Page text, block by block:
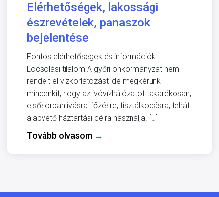
Elérhetőségek, lakossági
észrevételek, panaszok
bejelentése
Fontos elérhetőségek és információk
Locsolási tilalom A győri önkormányzat nem
rendelt el vízkorlátozást, de megkérünk
mindenkit, hogy az ivóvízhálózatot takarékosan,
elsősorban ivásra, főzésre, tisztálkodásra, tehát
alapvető háztartási célra használja. […]
Tovább olvasom →